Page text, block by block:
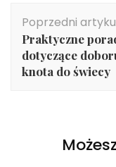
wpisu
Poprzedni
Praktyczne
dotyczące
knota do świecy